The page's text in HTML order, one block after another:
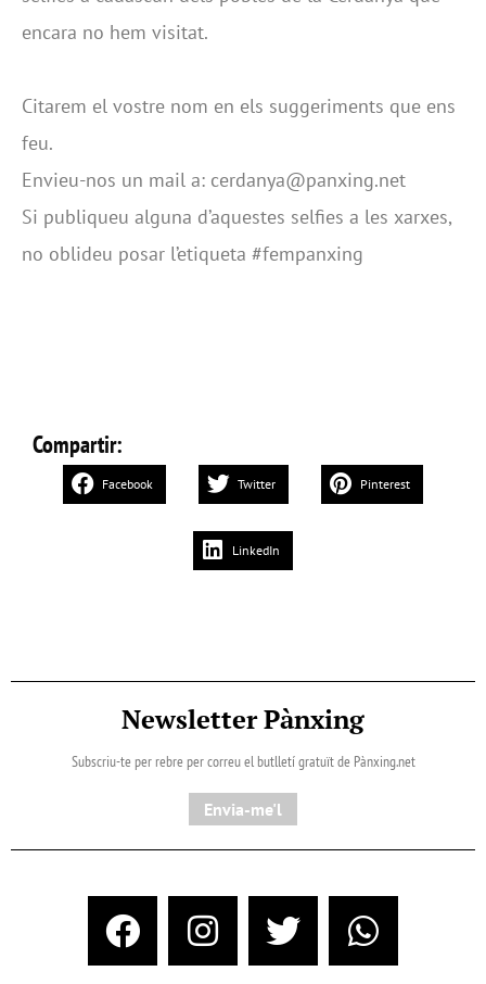
encara no hem visitat.
Citarem el vostre nom en els suggeriments que ens
feu.
Envieu-nos un mail a: cerdanya@panxing.net
Si publiqueu alguna d’aquestes selfies a les xarxes,
no oblideu posar l’etiqueta #fempanxing
Compartir:
Facebook Twitter Pinterest
LinkedIn
Newsletter Pànxing
Subscriu-te per rebre per correu el butlletí gratuït de Pànxing.net​
Envia-me'l